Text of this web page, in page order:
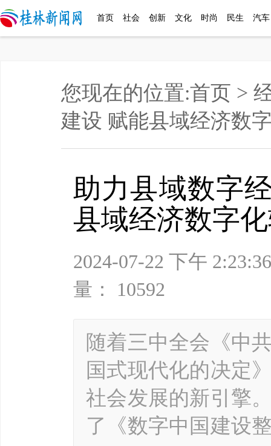
首页 社会 创新 文化 时尚 民生 汽车
您现在的位置:首页 >
建设 赋能县域经济数
助力县域数字
县域经济数字
2024-07-22 下午
量： 10592
随着三中全会《中
国式现代化的决定
社会发展的新引擎
了《数字中国建设